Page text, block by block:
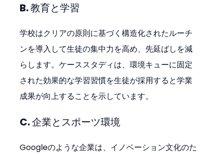
B. 教育と学習
学校はクリアの原則に基づく構造化されたルーチ
ンを導入して生徒の集中力を高め、先延ばしを減
らします。ケーススタディは、環境キューに固定
された効果的な学習習慣を生徒が採用すると学業
成果が向上することを示しています。
C. 企業とスポーツ環境
Googleのような企業は、イノベーション文化のた